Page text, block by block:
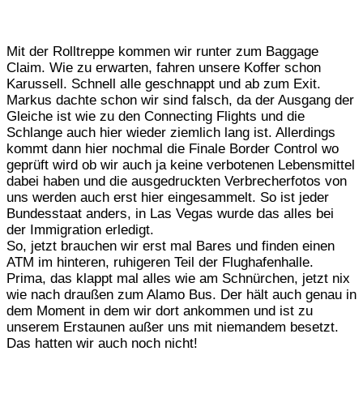
Mit der Rolltreppe kommen wir runter zum Baggage
Claim. Wie zu erwarten, fahren unsere Koffer schon
Karussell. Schnell alle geschnappt und ab zum Exit.
Markus dachte schon wir sind falsch, da der Ausgang der
Gleiche ist wie zu den Connecting Flights und die
Schlange auch hier wieder ziemlich lang ist. Allerdings
kommt dann hier nochmal die Finale Border Control wo
geprüft wird ob wir auch ja keine verbotenen Lebensmittel
dabei haben und die ausgedruckten Verbrecherfotos von
uns werden auch erst hier eingesammelt. So ist jeder
Bundesstaat anders, in Las Vegas wurde das alles bei
der Immigration erledigt.
So, jetzt brauchen wir erst mal Bares und finden einen
ATM im hinteren, ruhigeren Teil der Flughafenhalle.
Prima, das klappt mal alles wie am Schnürchen, jetzt nix
wie nach draußen zum Alamo Bus. Der hält auch genau in
dem Moment in dem wir dort ankommen und ist zu
unserem Erstaunen außer uns mit niemandem besetzt.
Das hatten wir auch noch nicht!